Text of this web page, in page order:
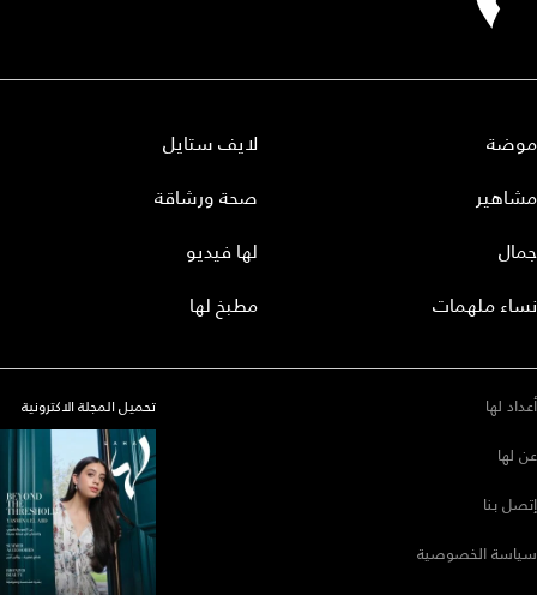
موضة
مشاهير
جمال
نساء ملهمات
لايف ستايل
صحة ورشاقة
لها فيديو
مطبخ لها
أعداد لها
عن لها
إتصل بنا
سياسة الخصوصية
تحميل المجلة الاكترونية